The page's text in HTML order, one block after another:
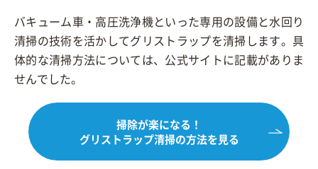
バキューム車・高圧洗浄機といった専用の設備と水回り
清掃の技術を活かしてグリストラップを清掃します。具
体的な清掃方法については、公式サイトに記載がありま
せんでした。
掃除が楽になる！
グリストラップ清掃の方法を見る